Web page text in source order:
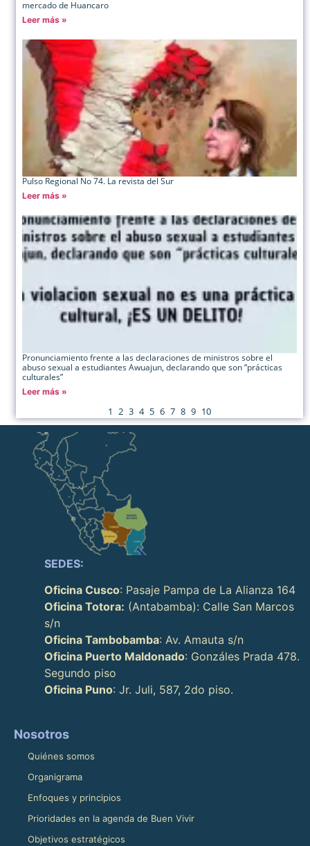
mercado de Huancaro
Leer más »
Pulso Regional No 74. La revista del Sur
Leer más »
Pronunciamiento frente a las declaraciones de ministros sobre el
abuso sexual a estudiantes Awuajun, declarando que son “prácticas
culturales”
Leer más »
1 2 3 4 5 6 7 8 9 10
SEDES:
Oficina Cusco: Pasaje Pampa de La Alianza 164
Oficina Totora: (Antabamba): Calle San Marcos
s/n
Oficina Tambobamba: Av. Amauta s/n
Oficina Puerto Maldonado: Gonzáles Prada 478.
Segundo piso
Oficina Puno: Jr. Juli, 587, 2do piso.
Nosotros
Quiénes somos
Organigrama
Enfoques y principios
Prioridades en la agenda de Buen Vivir
Objetivos estratégicos